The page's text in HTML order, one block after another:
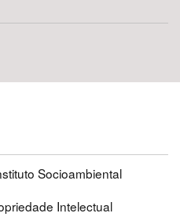
Socioambiental
Intelectual